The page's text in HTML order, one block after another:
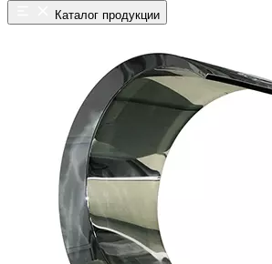
Каталог продукции